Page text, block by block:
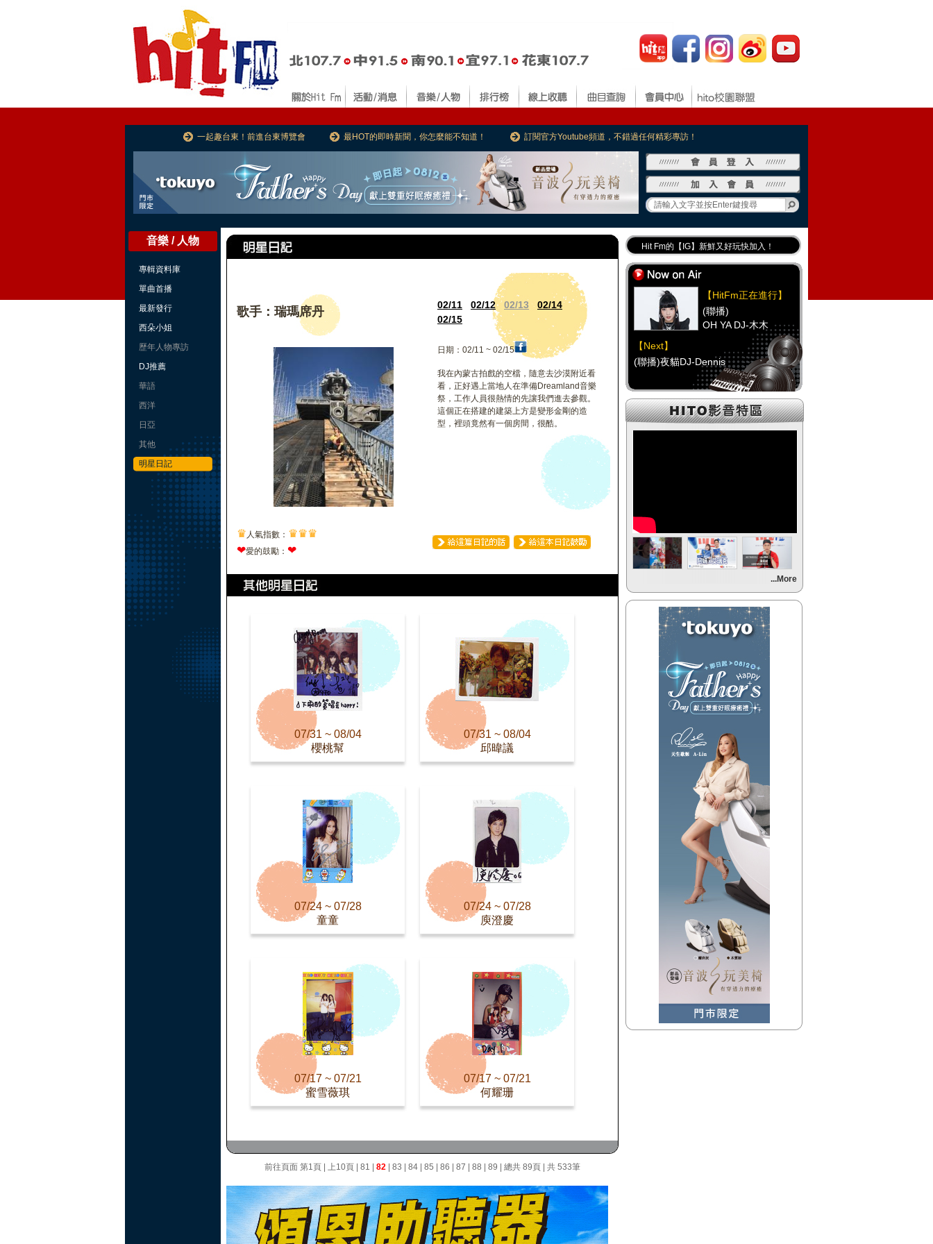
一起趣台東！前進台東博覽會 最HOT的即時新聞，你怎麼能不知道！ 訂閱官方Youtube頻道，不錯過任何精彩專訪！
音樂 / 人物
專輯資料庫
單曲首播
最新發行
西朵小姐
歷年人物專訪
DJ推薦
華語
西洋
日亞
其他
明星日記
歌手：瑞瑪席丹 02/11 02/12 02/13
02/14
02/15
日期：02/11 ~ 02/15
我在內蒙古拍戲的空檔，隨意去沙漠附近看
看，正好遇上當地人在準備Dreamland音樂
祭，工作人員很熱情的先讓我們進去參觀。
這個正在搭建的建築上方是變形金剛的造
型，裡頭竟然有一個房間，很酷。
♛ 人氣指數： ♛♛♛
❤愛的鼓勵： ❤
07/31 ~ 08/04
櫻桃幫
07/31 ~ 08/04
邱暐議
07/24 ~ 07/28
童童
07/24 ~ 07/28
庾澄慶
07/17 ~ 07/21
蜜雪薇琪
07/17 ~ 07/21
何耀珊
前往頁面 第1頁 上10頁 81 82 83 84 85 86 87 88 89 | 總共 89頁 | 共 533筆
Hit Fm的【IG】新鮮又好玩快加入！
Hit Fm【FB臉書粉絲團】等你加入！
最專業《DJ推薦》好音樂千萬別錯過！
好康報報 最新優惠訊息都在這！
【HitFm正在進行】
(聯播)
OH YA DJ-木木
【Next】
(聯播)夜貓DJ-Dennis
【HitFm正在進行】
(聯播)
(聯播)
OH YA DJ-木木
【Next】
【HitFm正在進行】
OH YA DJ-木木
【Next】
(聯播)夜貓DJ-Dennis
【HitFm正在進行】
(聯播)
OH YA DJ-木木
(聯播)夜貓DJ-Dennis
...More